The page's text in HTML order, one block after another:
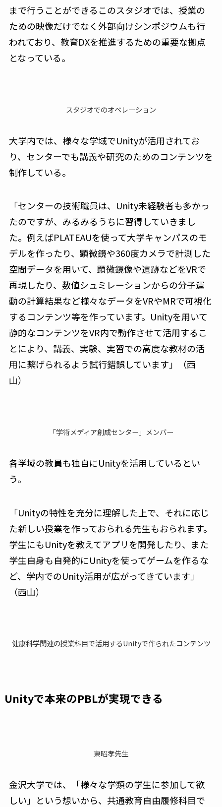
まで行うことができるこのスタジオでは、授業の
ための映像だけでなく外部向けシンポジウムも行
われており、教育DXを推進するための重要な拠点
となっている。
スタジオでのオペレーション
大学内では、様々な学域でUnityが活用されてお
り、センターでも講義や研究のためのコンテンツを
制作している。
「センターの技術職員は、Unity未経験者も多かっ
たのですが、みるみるうちに習得していきまし
た。例えばPLATEAUを使って大学キャンパスのモ
デルを作ったり、顕微鏡や360度カメラで計測した
空間データを用いて、顕微鏡像や遺跡などをVRで
再現したり、数値シュミレーションからの分子運
動の計算結果など様々なデータをVRやMRで可視化
するコンテンツ等を作っています。Unityを用いて
静的なコンテンツをVR内で動作させて活用するこ
とにより、講義、実験、実習での高度な教材の活
用に繋げられるよう試行錯誤しています」（西
山）
「学術メディア創成センター」メンバー
各学域の教員も独自にUnityを活用しているとい
う。
「Unityの特性を充分に理解した上で、それに応じ
た新しい授業を作っておられる先生もおられます。
学生にもUnityを教えてアプリを開発したり、また
学生自身も自発的にUnityを使ってゲームを作るな
ど、学内でのUnity活用が広がってきています」
（西山）
健康科学関連の授業科目で活用するUnityで作られたコンテンツ
Unityで本来のPBLが実現できる
東昭孝先生
金沢大学では、「様々な学類の学生に参加して欲
しい」という想いから、共通教育自由履修科目で